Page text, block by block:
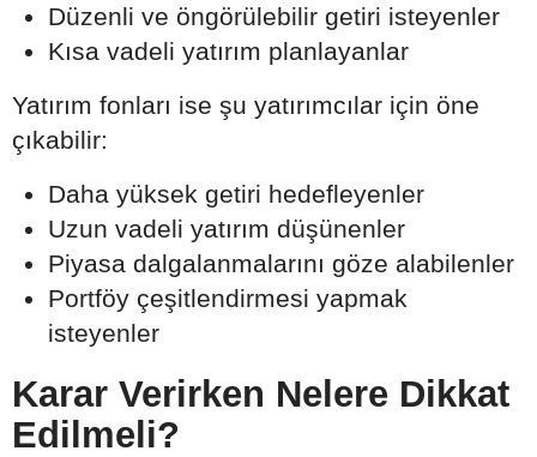
Düzenli ve öngörülebilir getiri isteyenler
Kısa vadeli yatırım planlayanlar
Yatırım fonları ise şu yatırımcılar için öne
çıkabilir:
Daha yüksek getiri hedefleyenler
Uzun vadeli yatırım düşünenler
Piyasa dalgalanmalarını göze alabilenler
Portföy çeşitlendirmesi yapmak
isteyenler
Karar Verirken Nelere Dikkat
Edilmeli?